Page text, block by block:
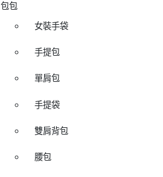
包包
女裝手袋
手提包
單肩包
手提袋
雙肩背包
腰包